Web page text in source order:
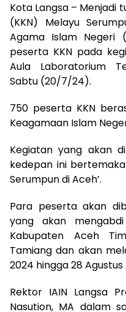
Kota Langsa – Menjadi
(KKN) Melayu
Agama Islam Negeri
peserta KKN pada
Aula Laboratorium
Sabtu (20/7/24).
750 peserta KKN
Keagamaan Islam
Kegiatan yang akan
kedepan ini
Serumpun di Aceh’.
Para peserta akan
yang akan
Kabupaten Aceh
Tamiang dan akan
2024 hingga 28
Rektor IAIN Langsa
Nasution, MA dalam